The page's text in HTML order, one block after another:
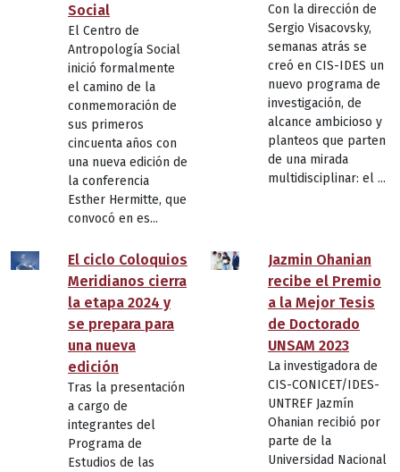
Social
El Centro de
Antropología Social
inició formalmente
el camino de la
conmemoración de
sus primeros
cincuenta años con
una nueva edición de
la conferencia
Esther Hermitte, que
convocó en es...
Con la dirección de
Sergio Visacovsky,
semanas atrás se
creó en CIS-IDES un
nuevo programa de
investigación, de
alcance ambicioso y
planteos que parten
de una mirada
multidisciplinar: el ...
El ciclo Coloquios
Meridianos cierra
la etapa 2024 y
se prepara para
una nueva
edición
Tras la presentación
a cargo de
integrantes del
Programa de
Estudios de las
Jazmin Ohanian
recibe el Premio
a la Mejor Tesis
de Doctorado
UNSAM 2023
La investigadora de
CIS-CONICET/IDES-
UNTREF Jazmín
Ohanian recibió por
parte de la
Universidad Nacional